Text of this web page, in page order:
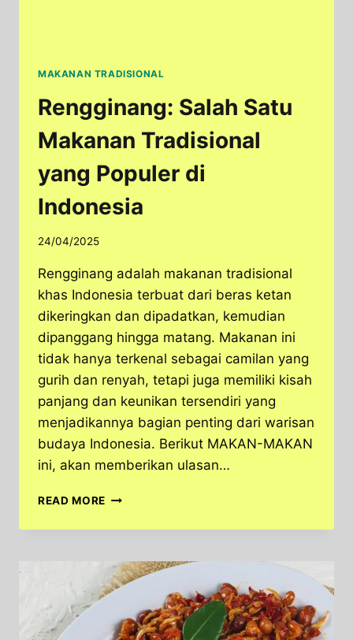
MAKANAN TRADISIONAL
Rengginang: Salah Satu
Makanan Tradisional
yang Populer di
Indonesia
24/04/2025
Rengginang adalah makanan tradisional
khas Indonesia terbuat dari beras ketan
dikeringkan dan dipadatkan, kemudian
dipanggang hingga matang. Makanan ini
tidak hanya terkenal sebagai camilan yang
gurih dan renyah, tetapi juga memiliki kisah
panjang dan keunikan tersendiri yang
menjadikannya bagian penting dari warisan
budaya Indonesia. Berikut MAKAN-MAKAN
ini, akan memberikan ulasan…
READ MORE RENGGINANG:
SATU
TRADISIONAL
YANG
POPULER
INDONESIA